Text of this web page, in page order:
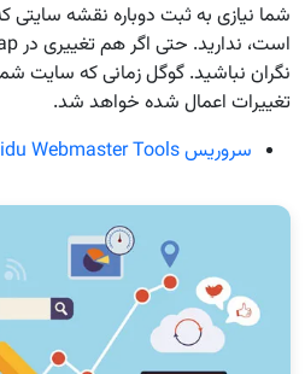
شما نیازی به ثبت دوباره نقشه سایتی
تغییرات اعمال شده خواهد شد.
سروریس Baidu Webmaster Tools چیست